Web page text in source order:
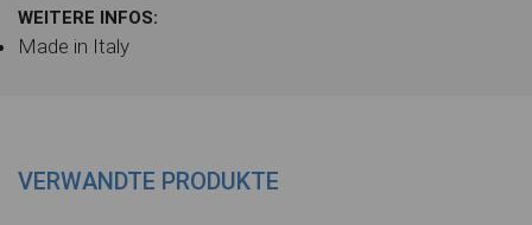
WEITERE INFOS:
Made in Italy
VERWANDTE PRODUKTE